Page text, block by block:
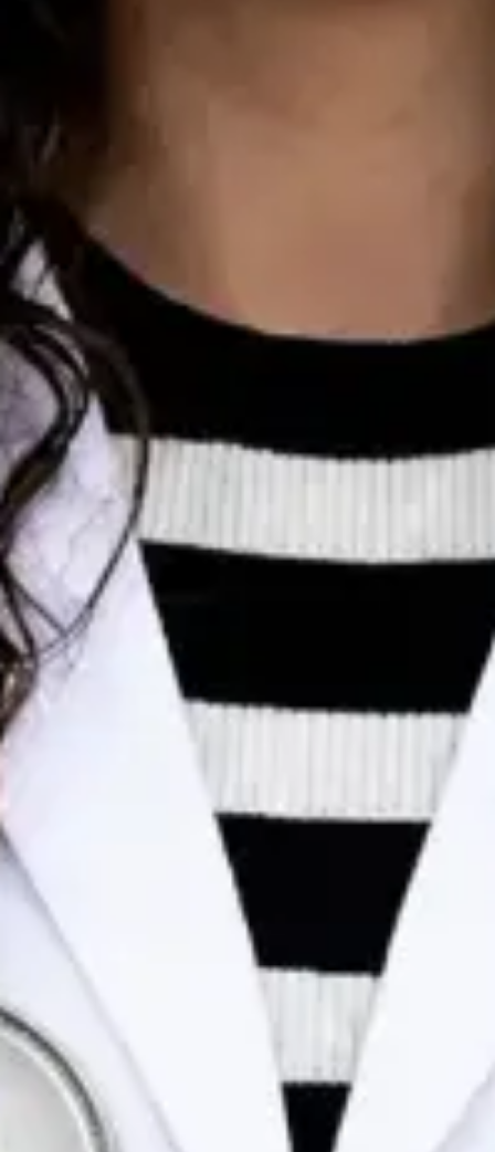
Registo
OM | 44172
Colégio Especialidade Oncologia
Idiomas
English, Spanish, French, Portuguese
Marcar consulta Ver perfil
Dr Egas Moura — Paediatrician, Global Health Portugal Dr
Egas Moura — Paediatrician at Global Health Portugal. Book
an online video consultation.
PT
Consulta de Pediatria
Dr Egas Moura
Registo
OM | 34823
Colégio Especialidade Pediatria
Portuguese, English
Marcar consulta